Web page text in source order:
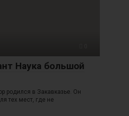
Наука большой
родился в Закавказье. Он
тех мест, где не